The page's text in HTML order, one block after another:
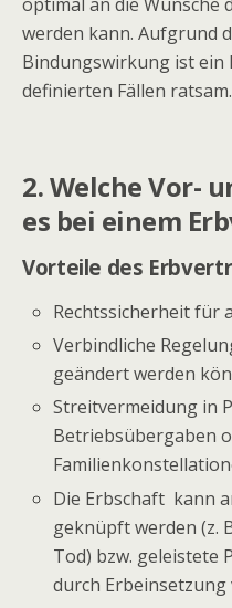
werden kann. Aufgrund
Bindungswirkung ist ein
definierten Fällen ratsam.
2. Welche Vor-
es bei einem
Vorteile des
Rechtssicherheit für
Verbindliche
geändert werden
Streitvermeidung in
Betriebsübergaben
Die Erbschaft kann
geknüpft werden (z.
Tod) bzw. geleistete
durch